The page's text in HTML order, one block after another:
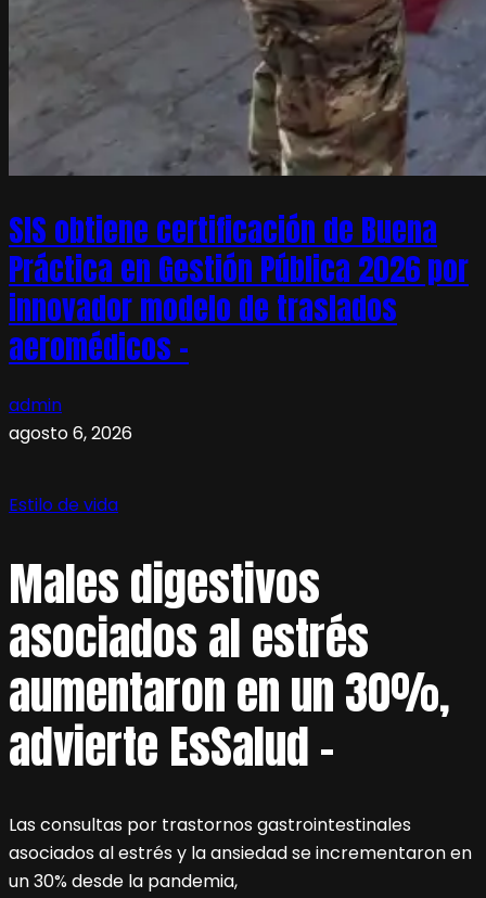
SIS obtiene certificación de Buena
Práctica en Gestión Pública 2026 por
innovador modelo de traslados
aeromédicos –
admin
agosto 6, 2026
Estilo de vida
Males digestivos
asociados al estrés
aumentaron en un 30%,
advierte EsSalud –
Las consultas por trastornos gastrointestinales
asociados al estrés y la ansiedad se incrementaron en
un 30% desde la pandemia,